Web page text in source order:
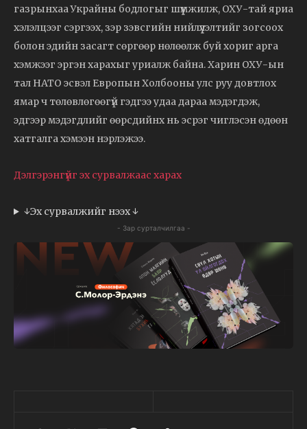
газрынхаа Украйны бодлогыг шүүмжилж, ОХУ-тай яриа
хэлэлцээг сэргээх, зэр зэвсгийн нийлүүлэлтийг зогсоох
болон эдийн засагт сөргөөр нөлөөлж буй хориг арга
хэмжээг эргэн харахыг уриалж байна. Харин ОХУ-ын
тал НАТО эсвэл Европын Холбооны улс руу довтлох
ямар ч төлөвлөгөөгүй гэдгээ удаа дараа мэдэгдэж,
эдгээр мэдэгдлийг өөрсдийнх нь эсрэг чиглэсэн өдөөн
хатгалга хэмээн нэрлэжээ.
Дэлгэрэнгүйг эх сурвалжаас харах
↓Эх сурвалжийг нээх ↓
- Зар сурталчилгаа -